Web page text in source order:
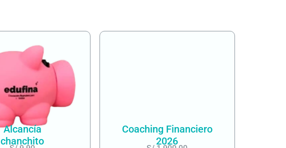
Alcancía
chanchito
Coaching Financiero
2026